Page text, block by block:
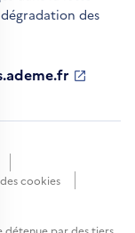
des
des cookies